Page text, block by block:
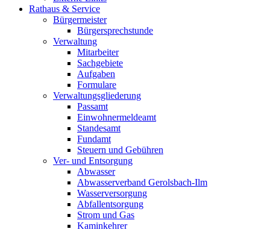
Rathaus & Service
Bürgermeister
Bürgersprechstunde
Verwaltung
Mitarbeiter
Sachgebiete
Aufgaben
Formulare
Verwaltungsgliederung
Passamt
Einwohnermeldeamt
Standesamt
Fundamt
Steuern und Gebühren
Ver- und Entsorgung
Abwasser
Abwasserverband Gerolsbach-Ilm
Wasserversorgung
Abfallentsorgung
Strom und Gas
Kaminkehrer